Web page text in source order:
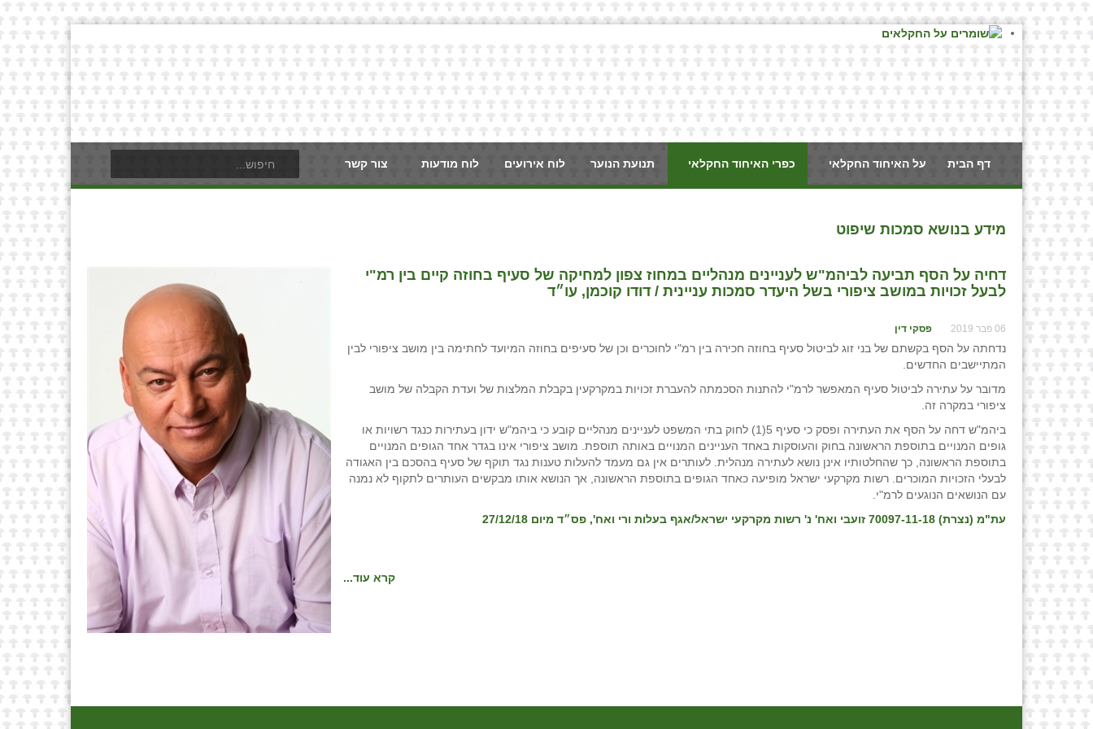
דף הבית על האיחוד החקלאי כפרי האיחוד החקלאי תנועת הנוער לוח אירועים לוח מודעות צור קשר
מידע בנושא סמכות שיפוט
⁨דחיה על הסף תביעה לביהמ"ש לעניינים מנהליים במחוז צפון למחיקה של סעיף בחוזה קיים בין רמ"י
לבעל זכויות במושב ציפורי בשל היעדר סמכות עניינית⁩ / דודו קוכמן, עו״ד
06 פבר 2019 פסקי דין
נדחתה על הסף בקשתם של בני זוג לביטול סעיף בחוזה חכירה בין רמ"י לחוכרים וכן של סעיפים בחוזה המיועד לחתימה בין מושב ציפורי לבין
המתיישבים החדשים.
מדובר על עתירה לביטול סעיף המאפשר לרמ"י להתנות הסכמתה להעברת זכויות במקרקעין בקבלת המלצות של ועדת הקבלה של מושב
ציפורי במקרה זה.
ביהמ"ש דחה על הסף את העתירה ופסק כי סעיף 5(1) לחוק בתי המשפט לעניינים מנהליים קובע כי ביהמ"ש ידון בעתירות כנגד רשויות או
גופים המנויים בתוספת הראשונה בחוק והעוסקות באחד העניינים המנויים באותה תוספת. מושב ציפורי אינו בגדר אחד הגופים המנויים
בתוספת הראשונה, כך שהחלטותיו אינן נושא לעתירה מנהלית. לעותרים אין גם מעמד להעלות טענות נגד תוקף של סעיף בהסכם בין האגודה
לבעלי הזכויות המוכרים. רשות מקרקעי ישראל מופיעה כאחד הגופים בתוספת הראשונה, אך הנושא אותו מבקשים העותרים לתקוף לא נמנה
עם הנושאים הנוגעים לרמ"י.
עת"מ (נצרת) 70097-11-18 זועבי ואח' נ' רשות מקרקעי ישראל/אגף בעלות ורי ואח', פס״ד מיום 27/12/18
קרא עוד...